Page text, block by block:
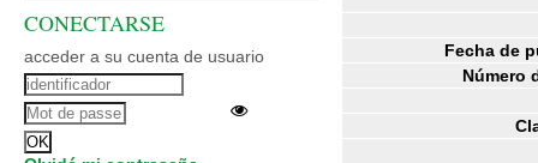
Fecha de
Número
CONECTARSE
acceder a su cuenta de usuario